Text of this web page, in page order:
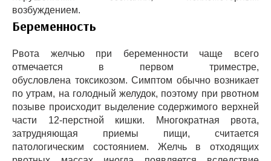
возбуждением.
Беременность
Рвота желчью при беременности чаще всего
отмечается в первом триместре,
обусловлена токсикозом. Симптом обычно возникает
по утрам, на голодный желудок, поэтому при рвотном
позыве происходит выделение содержимого верхней
части 12-перстной кишки. Многократная рвота,
затрудняющая приемы пищи, считается
патологическим состоянием. Желчь в отходящих